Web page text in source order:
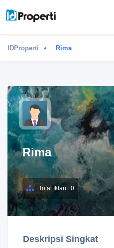
IDProperti Rima
Rima
Total Iklan : 0
Deskripsi Singkat